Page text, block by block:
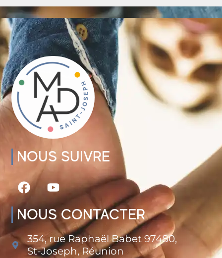
NOUS SUIVRE
NOUS CONTACTER
354, rue Raphaël Babet 97480,
St-Joseph, Réunion